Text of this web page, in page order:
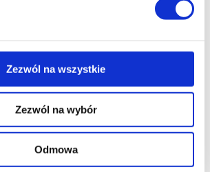
Zezwól na wszystkie
Zezwól na wybór
Odmowa